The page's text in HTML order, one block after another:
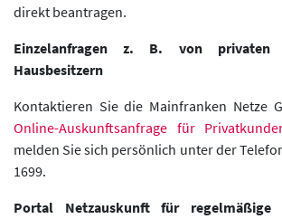
direkt beantragen.
Einzelanfragen z. B. von privaten
Hausbesitzern
Kontaktieren Sie die Mainfranken Netze
Online-Auskunftsanfrage für
melden Sie sich persönlich unter der
1699.
Portal Netzauskunft für